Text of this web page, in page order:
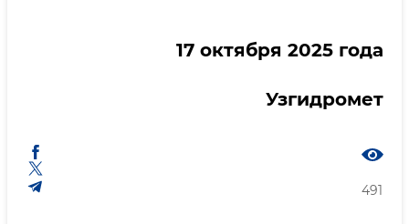
17 октября 2025 года
Узгидромет
491